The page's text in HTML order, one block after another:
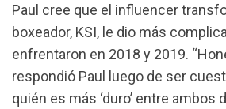
Paul cree que el influencer
boxeador, KSI, le dio más
enfrentaron en 2018 y 2019.
respondió Paul luego de ser
quién es más ‘duro’ entre ambos